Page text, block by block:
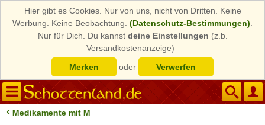
Hier gibt es Cookies. Nur von uns, nicht von Dritten. Keine
Werbung. Keine Beobachtung. (Datenschutz-Bestimmungen)
Nur für Dich. Du kannst deine Einstellungen (z.b.
Versandkostenanzeige)
Merken
oder Verwerfen
Medikamente mit M